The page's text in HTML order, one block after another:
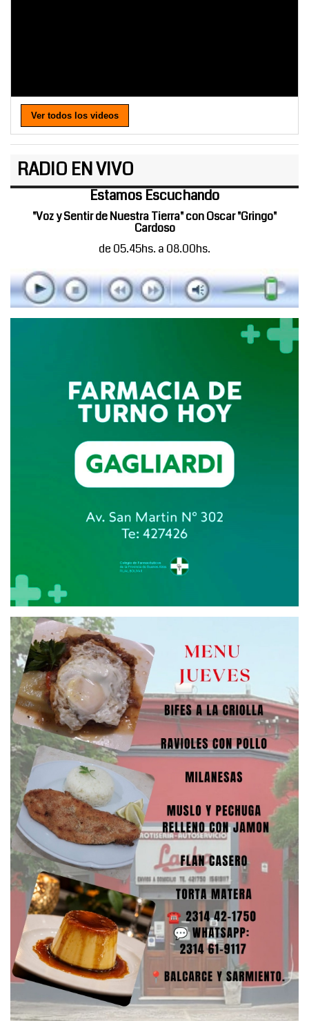
Ver todos los videos
RADIO EN VIVO
Estamos Escuchando
"Voz y Sentir de Nuestra Tierra" con Oscar "Gringo"
Cardoso
de 05.45hs. a 08.00hs.